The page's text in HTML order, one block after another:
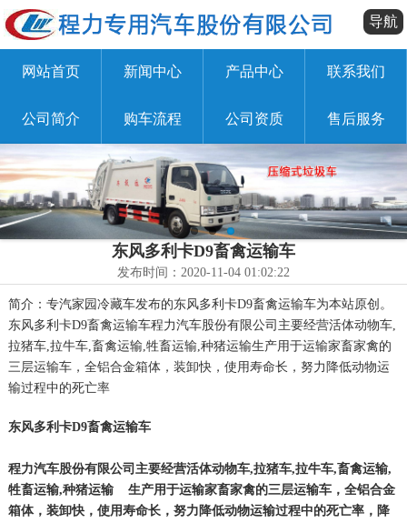
导航
网站首页 新闻中心 产品中心 联系我们
公司简介 购车流程 公司资质 售后服务
东风多利卡D9畜禽运输车
发布时间：2020-11-04 01:02:22
简介：专汽家园冷藏车发布的东风多利卡D9畜禽运输车为本站原创。
东风多利卡D9畜禽运输车程力汽车股份有限公司主要经营活体动物车,
拉猪车,拉牛车,畜禽运输,牲畜运输,种猪运输生产用于运输家畜家禽的
三层运输车，全铝合金箱体，装卸快，使用寿命长，努力降低动物运
输过程中的死亡率
东风多利卡D9畜禽运输车
程力汽车股份有限公司主要经营活体动物车,拉猪车,拉牛车,畜禽运输,
牲畜运输,种猪运输 生产用于运输家畜家禽的三层运输车，全铝合金
箱体，装卸快，使用寿命长，努力降低动物运输过程中的死亡率，降